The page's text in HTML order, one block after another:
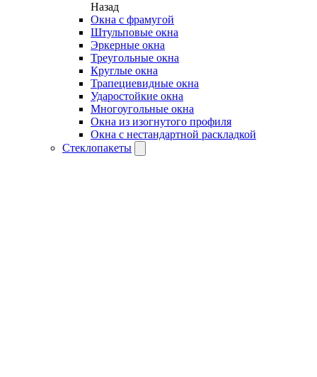
Назад
Окна с фрамугой
Штульповые окна
Эркерные окна
Треугольные окна
Круглые окна
Трапециевидные окна
Ударостойкие окна
Многоугольные окна
Окна из изогнутого профиля
Окна с нестандартной раскладкой
Стеклопакеты